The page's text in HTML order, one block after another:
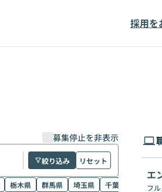
採用を
募集停止を非表示
絞り込み リセット
栃木県 群馬県 埼玉県 千葉県 東京都
エ
フ